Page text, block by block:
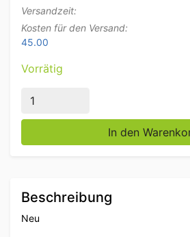
Versandzeit:
Kosten für den Versand:
45.00
Vorrätig
Sockel aus Edelstahl mit 2
In den
Beschreibung
Neu